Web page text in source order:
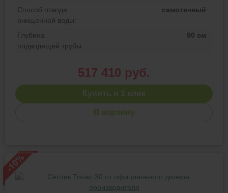
Способ отвода
очищенной воды:
самотечный
Глубина
подводящей трубы:
90 см
517 410 руб.
Купить в 1 клик
В корзину